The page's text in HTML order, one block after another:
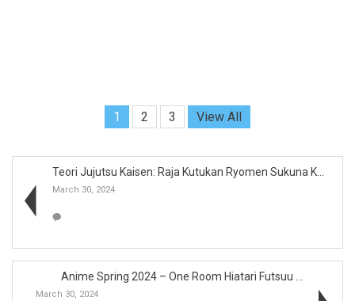
1 2 3 View All
Teori Jujutsu Kaisen: Raja Kutukan Ryomen Sukuna K...
March 30, 2024
Anime Spring 2024 – One Room Hiatari Futsuu ...
March 30, 2024